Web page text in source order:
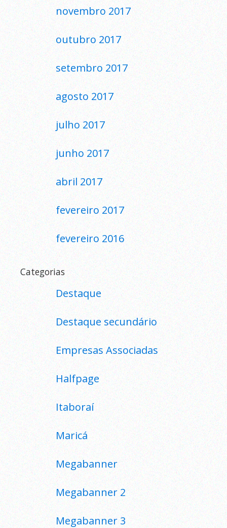
novembro 2017
outubro 2017
setembro 2017
agosto 2017
julho 2017
junho 2017
abril 2017
fevereiro 2017
fevereiro 2016
Categorias
Destaque
Destaque secundário
Empresas Associadas
Halfpage
Itaboraí
Maricá
Megabanner
Megabanner 2
Megabanner 3